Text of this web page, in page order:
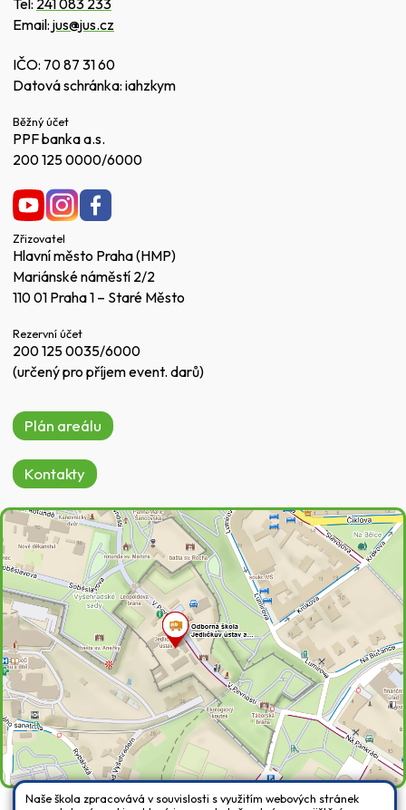
Email: jus@jus.cz
IČO: 70 87 31 60
Datová schránka: iahzkym
Běžný účet
PPF banka a.s.
200 125 0000/6000
Zřizovatel
Hlavní město Praha (HMP)
Mariánské náměstí 2/2
110 01 Praha 1 – Staré Město
Rezervní účet
200 125 0035/6000
(určený pro příjem event. darů)
Plán areálu
Kontakty
Naše škola zpracovává v souvislosti s využitím webových stránek